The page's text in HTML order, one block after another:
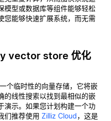
模型或数据库等组件能够轻松
您能够快速扩展系统，而无需
vector store 优化
个临时性的向量存储，它将嵌
的线性搜索以找到最相似的嵌
演示。如果您计划构建一个功
们推荐使用 Zilliz Cloud，这是